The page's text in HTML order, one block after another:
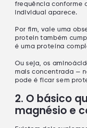
frequência conforme
individual aparece.
Por fim, vale uma
protein também
é uma proteína
Ou seja, os
mais concentrada —
pode é ficarsem
2. O básico
magnésio e